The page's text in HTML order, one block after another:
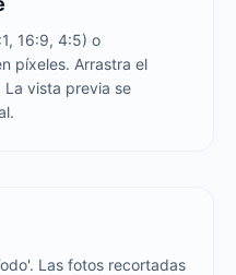
16:9, 4:5) o
píxeles. Arrastra el
La vista previa se
Las fotos recortadas